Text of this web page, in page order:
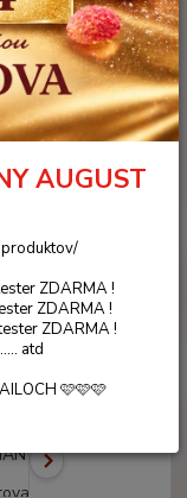
9,75 €
AUGUST
produktov/
ZDARMA !
ZDARMA !
ZDARMA !
atd
🩷🩷🩷